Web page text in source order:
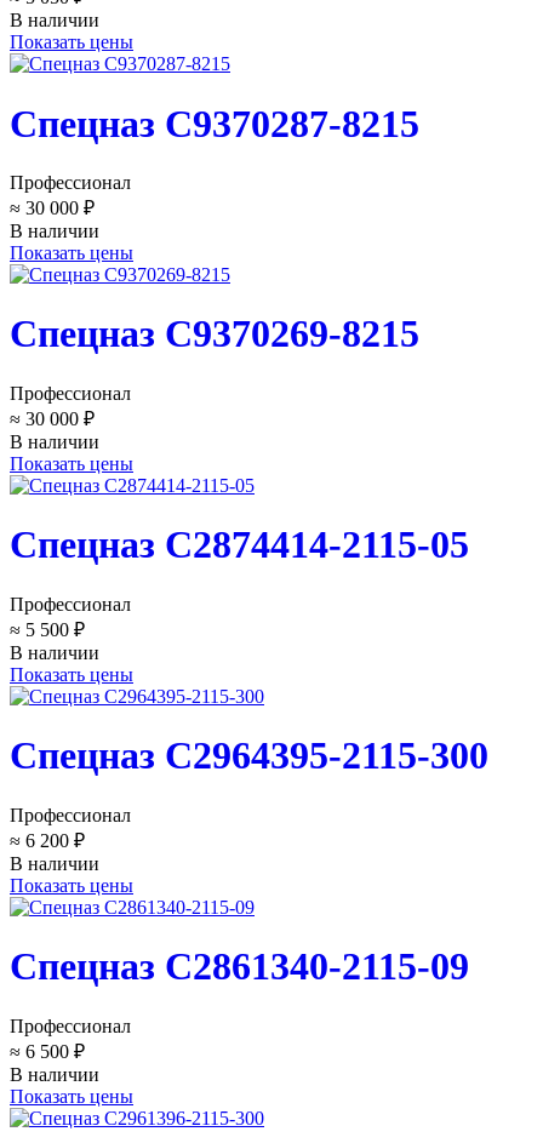
В наличии
Показать цены
Спецназ C9370287-8215
Профессионал
≈ 30 000 ₽
В наличии
Показать цены
Спецназ C9370269-8215
Профессионал
≈ 30 000 ₽
В наличии
Показать цены
Спецназ C2874414-2115-05
Профессионал
≈ 5 500 ₽
В наличии
Показать цены
Спецназ C2964395-2115-300
Профессионал
≈ 6 200 ₽
В наличии
Показать цены
Спецназ C2861340-2115-09
Профессионал
≈ 6 500 ₽
В наличии
Показать цены